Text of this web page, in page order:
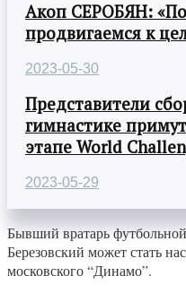
Акоп СЕРОБЯН:
продвигаемся к
2023-05-30
Представители
гимнастике
этапе World
2023-05-29
Бывший вратарь
Березовский может стать
московского “Динамо”.